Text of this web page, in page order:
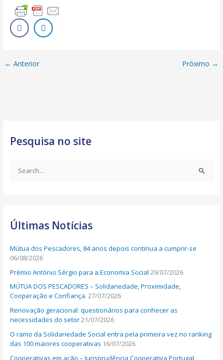
← Anterior Próximo →
Pesquisa no site
c
f
o
r
:
Últimas Notícias
Mútua dos Pescadores, 84 anos depois continua a cumprir-se
06/08/2026
Prémio António Sérgio para a Economia Social 29/07/2026
MÚTUA DOS PESCADORES – Solidariedade, Proximidade,
Cooperação e Confiança. 27/07/2026
Renovação geracional: questionários para conhecer as
necessidades do setor21/07/2026
O ramo da Solidariedade Social entra pela primeira vez no ranking
das 100 maiores cooperativas 16/07/2026
Cooperativas em ação – Jurisprudência Cooperativa Portugal,